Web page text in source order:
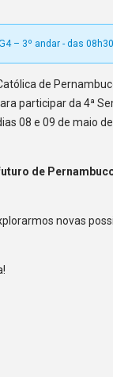
– 3º andar - das
de
participar da 4ª
08 e 09 de maio
de
novas